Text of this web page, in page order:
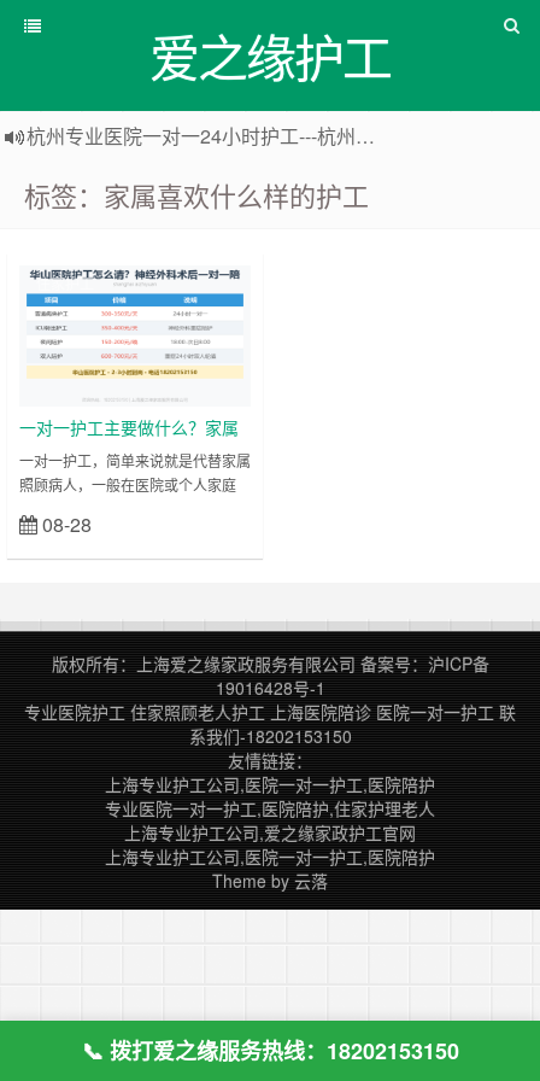
爱之缘护工
杭州专业医院一对一24小时护工---杭州爱之缘护工 18202153150
上海住家一对一护工---上海爱之缘护工 18202153150
标签：家属喜欢什么样的护工
住家护工
一对一护工主要做什么？家属
喜欢什么样的护工？
一对一护工，简单来说就是代替家属
照顾病人，一般在医院或个人家庭
理。 01 护工主要做些什么呢？ 有的
人认为护工只是简单地擦擦洗洗，那
简单的端屎把尿，而是从饮食到身体
都需要认真护理。 吃：根据病人病
情做有营养的、适合的饭菜并协助病
人吃下去。 喝：定时定点给病人喝
水或吃药者其他辅助性健康饮品。
08-28
版权所有：上海爱之缘家政服务有限公司 备案号： 沪ICP备
19016428号-1
专业医院护工 住家照顾老人护工 上海医院陪诊 医院一对一护工 联
系我们-18202153150
友情链接：
上海专业护工公司,医院一对一护工,医院陪护
专业医院一对一护工,医院陪护,住家护理老人
上海专业护工公司,爱之缘家政护工官网
上海专业护工公司,医院一对一护工,医院陪护
Theme by 云落
📞 拨打爱之缘服务热线：18202153150